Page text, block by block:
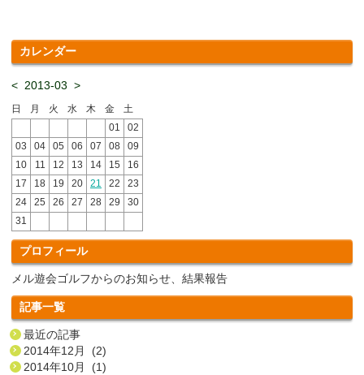
カレンダー
< 2013-03 >
日 月 火 水 木 金
土
01
02
03
04 05 06 07 08
09
10
11 12 13 14 15
16
17
18 19 20 21 22
23
24
25 26 27 28 29
30
31
プロフィール
メル遊会ゴルフからのお知らせ、結果報告
記事一覧
最近の記事
2014年12月 (2)
2014年10月 (1)